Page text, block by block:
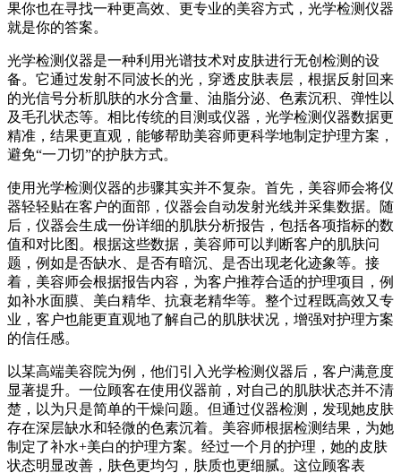
果你也在寻找一种更高效、更专业的美容方式，光学检测仪器
就是你的答案。
光学检测仪器是一种利用光谱技术对皮肤进行无创检测的设
备。它通过发射不同波长的光，穿透皮肤表层，根据反射回来
的光信号分析肌肤的水分含量、油脂分泌、色素沉积、弹性以
及毛孔状态等。相比传统的目测或仪器，光学检测仪器数据更
精准，结果更直观，能够帮助美容师更科学地制定护理方案，
避免“一刀切”的护肤方式。
使用光学检测仪器的步骤其实并不复杂。首先，美容师会将仪
器轻轻贴在客户的面部，仪器会自动发射光线并采集数据。随
后，仪器会生成一份详细的肌肤分析报告，包括各项指标的数
值和对比图。根据这些数据，美容师可以判断客户的肌肤问
题，例如是否缺水、是否有暗沉、是否出现老化迹象等。接
着，美容师会根据报告内容，为客户推荐合适的护理项目，例
如补水面膜、美白精华、抗衰老精华等。整个过程既高效又专
业，客户也能更直观地了解自己的肌肤状况，增强对护理方案
的信任感。
以某高端美容院为例，他们引入光学检测仪器后，客户满意度
显著提升。一位顾客在使用仪器前，对自己的肌肤状态并不清
楚，以为只是简单的干燥问题。但通过仪器检测，发现她皮肤
存在深层缺水和轻微的色素沉着。美容师根据检测结果，为她
制定了补水+美白的护理方案。经过一个月的护理，她的皮肤
状态明显改善，肤色更均匀，肤质也更细腻。这位顾客表